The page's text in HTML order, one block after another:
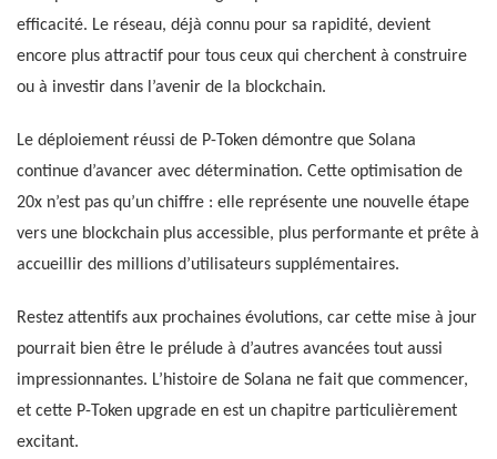
efficacité. Le réseau, déjà connu pour sa rapidité, devient
encore plus attractif pour tous ceux qui cherchent à construire
ou à investir dans l’avenir de la blockchain.
Le déploiement réussi de P-Token démontre que Solana
continue d’avancer avec détermination. Cette optimisation de
20x n’est pas qu’un chiffre : elle représente une nouvelle étape
vers une blockchain plus accessible, plus performante et prête à
accueillir des millions d’utilisateurs supplémentaires.
Restez attentifs aux prochaines évolutions, car cette mise à jour
pourrait bien être le prélude à d’autres avancées tout aussi
impressionnantes. L’histoire de Solana ne fait que commencer,
et cette P-Token upgrade en est un chapitre particulièrement
excitant.